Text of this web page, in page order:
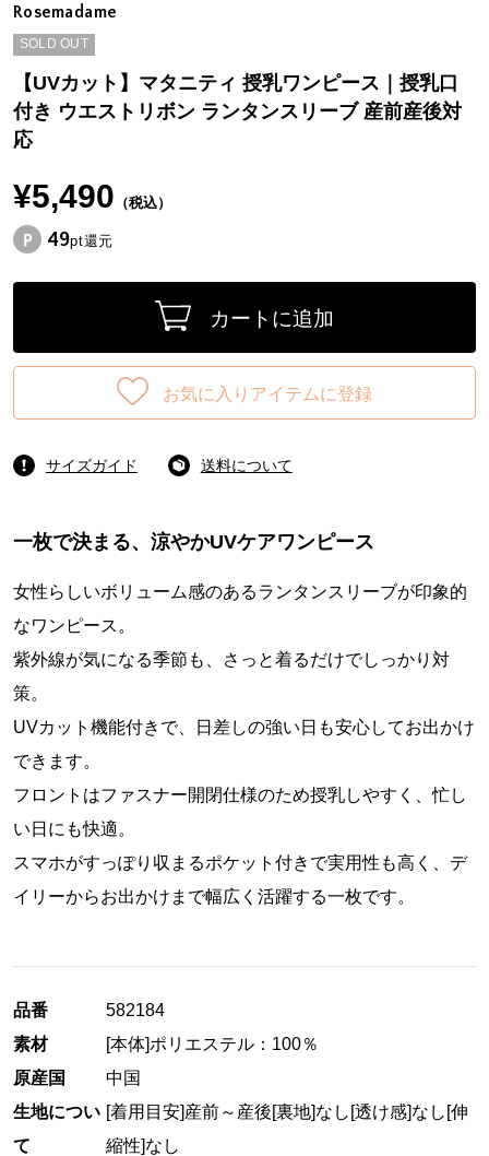
Rosemadame
SOLD OUT
【UVカット】マタニティ 授乳ワンピース｜授乳口
付き ウエストリボン ランタンスリーブ 産前産後対
応
¥5,490 （税込）
49pt還元
カートに追加
お気に入りアイテムに登録
サイズガイド 送料について
一枚で決まる、涼やかUVケアワンピース
女性らしいボリューム感のあるランタンスリーブが印象的
なワンピース。
紫外線が気になる季節も、さっと着るだけでしっかり対
策。
UVカット機能付きで、日差しの強い日も安心してお出かけ
できます。
フロントはファスナー開閉仕様のため授乳しやすく、忙し
い日にも快適。
スマホがすっぽり収まるポケット付きで実用性も高く、デ
イリーからお出かけまで幅広く活躍する一枚です。
品番
582184
素材
[本体]ポリエステル：100％
原産国
中国
生地につい
て
[着用目安]産前～産後[裏地]なし [透け感]なし [伸
縮性]なし